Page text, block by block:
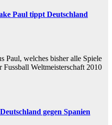
Paul tippt Deutschland
Paul, welches bisher alle Spiele
Fussball Weltmeisterschaft 2010
gegen Spanien